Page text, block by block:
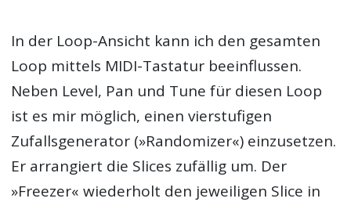
In der Loop-Ansicht kann ich den gesamten
Loop mittels MIDI-Tastatur beeinflussen.
Neben Level, Pan und Tune für diesen Loop
ist es mir möglich, einen vierstufigen
Zufallsgenerator (»Randomizer«) einzusetzen.
Er arrangiert die Slices zufällig um. Der
»Freezer« wiederholt den jeweiligen Slice in